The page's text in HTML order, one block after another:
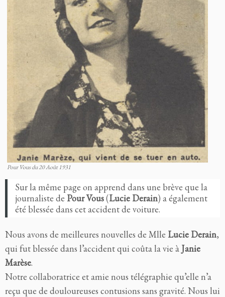
Pour Vous du 20 Août 1931
Sur la même page on apprend dans une brève que la
journaliste de Pour Vous(Lucie Derain) a également
été blessée dans cet accident de voiture.
Nous avons de meilleures nouvelles de Mlle Lucie Derain,
qui fut blessée dans l’accident qui coûta la vie à Janie
Marèse.
Notre collaboratrice et amie nous télégraphie qu’elle n’a
reçu que de douloureuses contusions sans gravité. Nous lui